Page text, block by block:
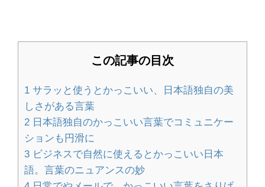
材の違いを比較
ハンドメイドのオーダーメイド販売の
やり方とポイント
この記事の目次
1 サラッと使うとかっこいい、日本語独自の美
しさがある言葉
2 日本語独自のかっこいい言葉でコミュニケー
ションも円滑に
3 ビジネスで自然に使えるとかっこいい日本
語。言葉のニュアンスの妙